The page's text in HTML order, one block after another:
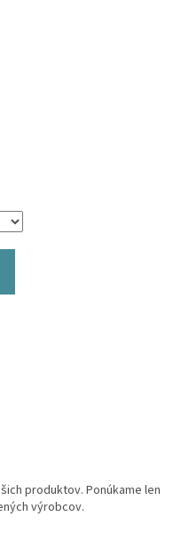
produktov. Ponúkame len
výrobcov.